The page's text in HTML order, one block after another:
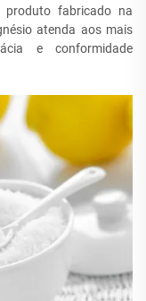
produto fabricado na
atenda aos mais
e conformidade